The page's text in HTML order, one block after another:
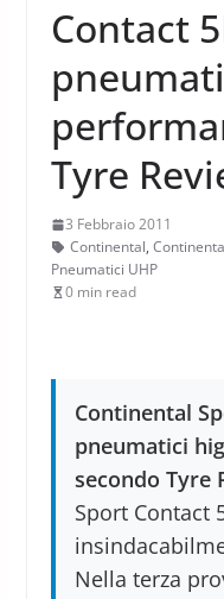
Contact
Tyre
3 Febbraio 2011
Continental,
Pneumatici UHP
0 min read
Continental
pneumatici
secondo Tyre
Sport Contact
Nella terza